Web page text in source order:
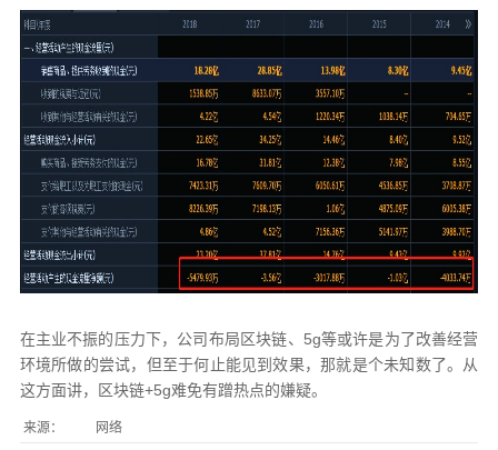
在主业不振的压力下，公司布局区块链、5g等或许是为了改善经营
环境所做的尝试，但至于何止能见到效果，那就是个未知数了。从
这方面讲，区块链+5g难免有蹭热点的嫌疑。
来源： 网络